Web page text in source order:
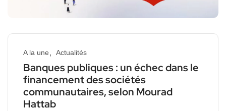
A la une Actualités
Banques publiques : un échec dans le
financement des sociétés
communautaires, selon Mourad
Hattab